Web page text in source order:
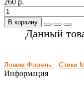
В корзину
Данный
Ловим Форель Стики
Информация